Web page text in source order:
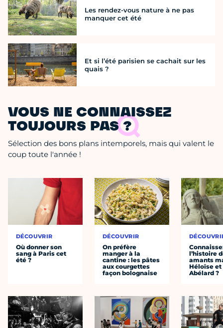
Les rendez-vous nature à ne pas
manquer cet été
Et si l’été parisien se cachait sur les
quais ?
VOUS NE CONNAISSEZ
TOUJOURS PAS ?
Sélection des bons plans intemporels, mais qui valent le
coup toute l'année !
DÉCOUVRIR
Où donner son
sang à Paris cet
été ?
DÉCOUVRIR
On préfère
manger à la
cantine : les pâtes
aux courgettes
façon bolognaise
l’histoire
amants
Héloïse et
Abélard ?